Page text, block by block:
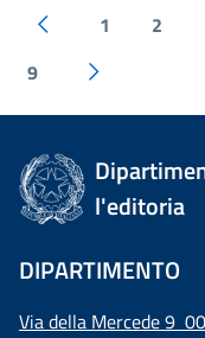
1 2
9
l'editoria
DIPARTIMENTO
Via della Mercede 9